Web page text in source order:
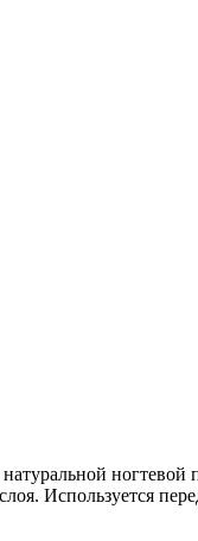
Используется